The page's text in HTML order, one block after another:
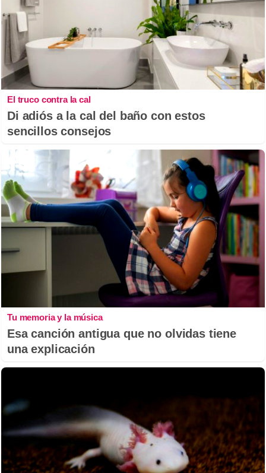
El truco contra la cal
Di adiós a la cal del baño con estos
sencillos consejos
Tu memoria y la música
Esa canción antigua que no olvidas tiene
una explicación